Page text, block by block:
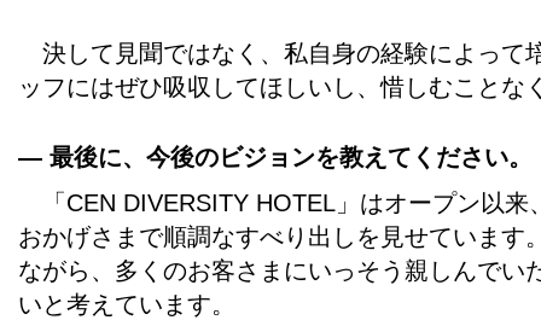
決して見聞ではなく、私自身の経験によって
ッフにはぜひ吸収してほしいし、惜しむことな
― 最後に、今後のビジョンを教えてください。
「CEN DIVERSITY HOTEL」はオープン以来
おかげさまで順調なすべり出しを見せています
ながら、多くのお客さまにいっそう親しんでい
いと考えています。